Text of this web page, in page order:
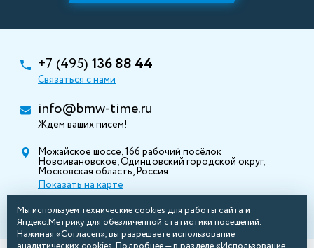
+7 (495) 136 88 44
Связаться с нами
info@bmw-time.ru
Ждем ваших писем!
Можайское шоссе, 166 рабочий посёлок
Новоивановское, Одинцовский городской округ,
Московская область, Россия
Показать на карте
Мы используем технические cookies для работы сайта и
Яндекс.Метрику для обезличенной статистики посещений.
Нажимая «Согласен», вы разрешаете использование